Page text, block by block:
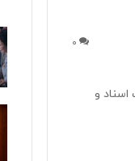
0
و طلاق سال 1401 سازمان ثبت اسناد و